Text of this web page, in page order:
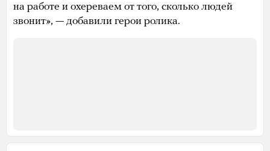
на работе и охереваем от того, сколько людей
звонит», — добавили герои ролика.